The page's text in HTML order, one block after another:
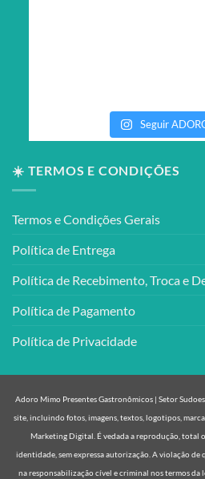
Seguir
☀️ TERMOS E CONDIÇÕES
Termos e Condições Gerais
Política de Entrega
Política de Recebimento, Troca e
Política de Pagamento
Política de Privacidade
Adoro Mimo Presentes Gastronômicos | Setor
site, incluindo fotos, imagens, textos, logotipos,
Marketing Digital. É vedada a reprodução, total
identidade, sem expressa autorização. A violação
na responsabilização cível e criminal nos termos da